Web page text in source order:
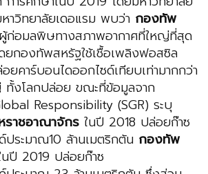
าวิทยาลัยเดอแรม พบว่า กองทัพ
อมลพิษทางสภาพอากาศที่ใหญ่ที่สุด
ยกองทัพสหรัฐใช้เชื้อเพลิงฟอสซิล
ยคาร์บอนไดออกไซด์เทียบเท่ามากกว่า
ทั้งโลกปล่อย ขณะที่ข้อมูลจาก
Responsibility (SGR) ระบุ
าชอาณาจักร ในปี 2018 ปล่อยก๊าซ
ประมาณ10 ล้านเมตริกตัน กองทัพ
นปี 2019 ปล่อยก๊าซ